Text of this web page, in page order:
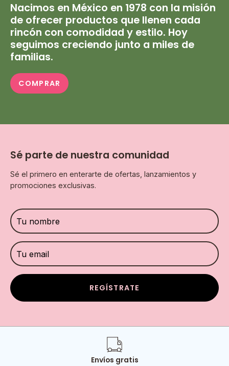
Nacimos en México en 1978 con la misión
de ofrecer productos que llenen cada
rincón con comodidad y estilo. Hoy
seguimos creciendo junto a miles de
familias.
COMPRAR
Sé parte de nuestra comunidad
Sé el primero en enterarte de ofertas, lanzamientos y
promociones exclusivas.
REGÍSTRATE
Envíos gratis